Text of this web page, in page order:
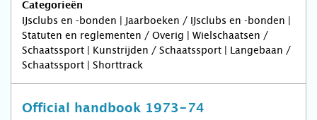
Categorieën
IJsclubs en -bonden | Jaarboeken / IJsclubs en -bonden |
Statuten en reglementen / Overig | Wielschaatsen /
Schaatssport | Kunstrijden / Schaatssport | Langebaan /
Schaatssport | Shorttrack
Official handbook 1973-74